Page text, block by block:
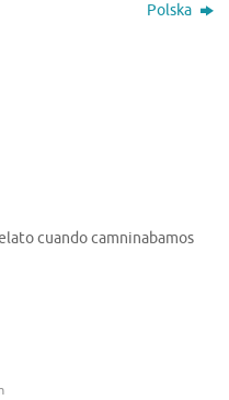
Polska
cuando camninabamos